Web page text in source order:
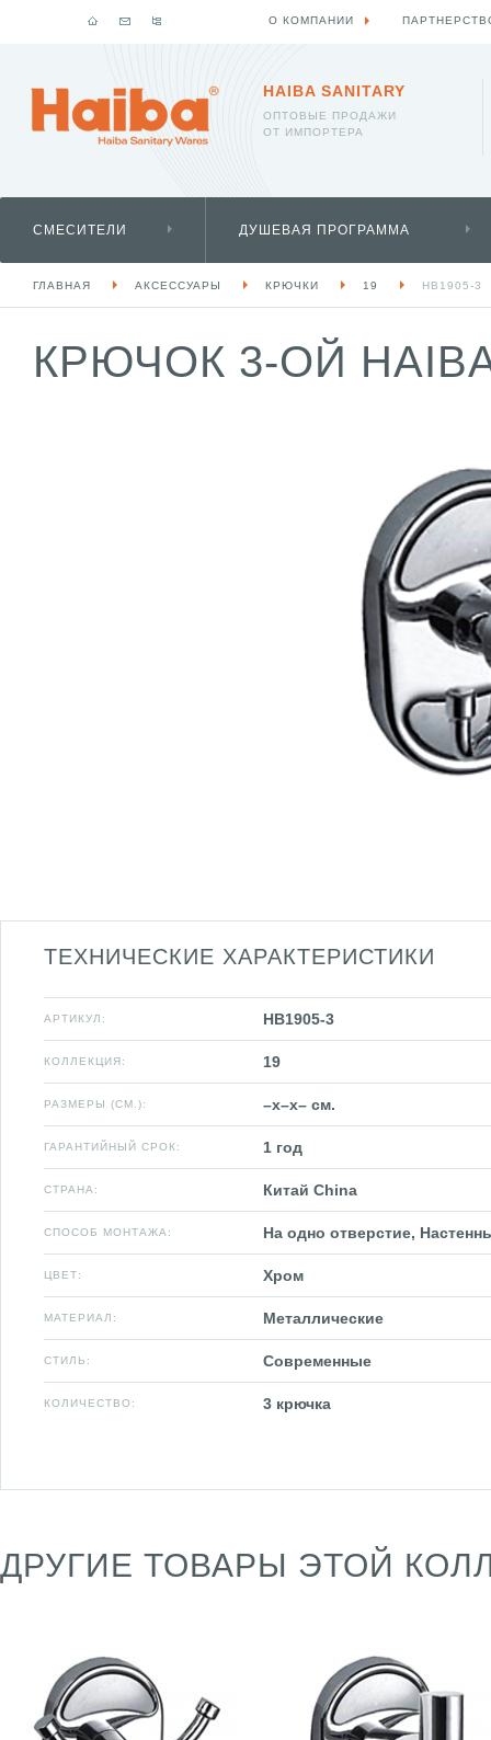
HAIBA SANITARY
ОПТОВЫЕ ПРОДАЖИ
ОТ ИМПОРТЕРА
СМЕСИТЕЛИ ДУШЕВАЯ ПРОГРАММА
ГЛАВНАЯ АКСЕССУАРЫ КРЮЧКИ 19 HB1905-3
КРЮЧОК 3-ОЙ HAIBA
ТЕХНИЧЕСКИЕ ХАРАКТЕРИСТИКИ
АРТИКУЛ: HB1905-3
КОЛЛЕКЦИЯ: 19
РАЗМЕРЫ (СМ.): –x–x– см.
ГАРАНТИЙНЫЙ СРОК: 1 год
СТРАНА: Китай China
СПОСОБ МОНТАЖА: На одно отверстие,
ЦВЕТ: Хром
МАТЕРИАЛ: Металлические
СТИЛЬ: Современные
КОЛИЧЕСТВО: 3 крючка
ДРУГИЕ ТОВАРЫ ЭТОЙ
О КОМПАНИИ